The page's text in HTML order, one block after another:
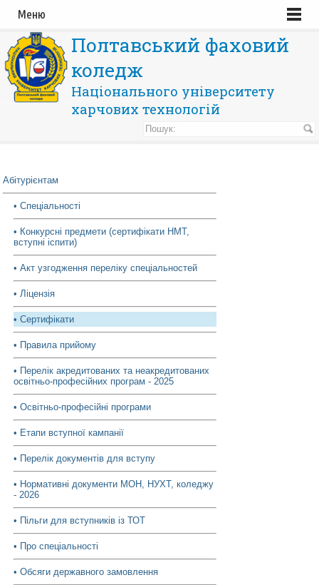
Меню
Полтавський фаховий
коледж
Національного університету
харчових технологій
Абітурієнтам
• Спеціальності
• Конкурсні предмети (сертифікати НМТ,
вступні іспити)
• Акт узгодження переліку спеціальностей
• Ліцензія
• Сертифікати
• Правила прийому
• Перелік акредитованих та неакредитованих
освітньо-професійних програм - 2025
• Освітньо-професійні програми
• Етапи вступної кампанії
• Перелік документів для вступу
• Нормативні документи МОН, НУХТ, коледжу
- 2026
• Пільги для вступників із ТОТ
• Про спеціальності
• Обсяги державного замовлення